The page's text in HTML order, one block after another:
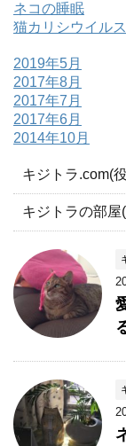
ネコの睡眠
猫カリシウイル
2019年5月
2017年8月
2017年7月
2017年6月
2014年10月
キジトラ.com(
キジトラの部屋